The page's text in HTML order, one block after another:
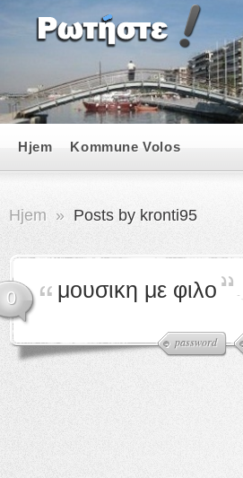
Hjem Kommune Volos
Hjem » Posts by kronti95
0 μουσικη με φιλο -
password